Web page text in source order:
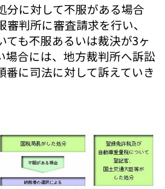
に対して不服がある場合
判所に審査請求を行い、
ても不服あるいは裁決が3ヶ
場合には、地方裁判所へ訴訟
番に司法に対して訴えていき